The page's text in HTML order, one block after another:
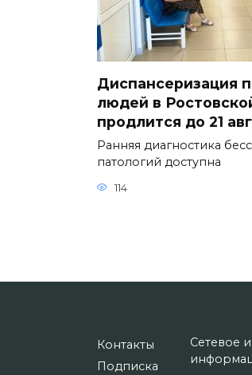
Диспансеризация
людей в
продлится до 21
Ранняя диагностика
патологий доступна
114
Контакты
Подписка
Сетевое